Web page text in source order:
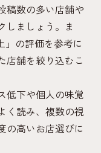
名物の本当の
の口コミ活用
ヒント
頼できる見方
の選び方ポイ
稿数の多い店舗や
しましょう。ま
」の評価を参考に
店舗を絞り込むこ
低下や個人の味覚
く読み、複数の視
の高いお店選びに